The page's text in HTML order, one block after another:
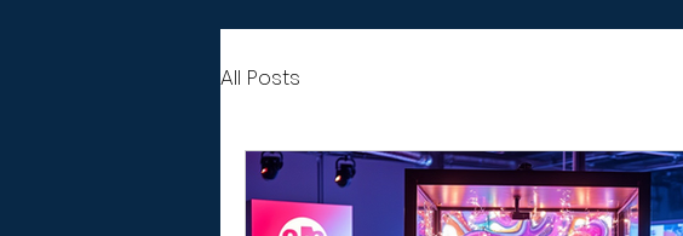
All Posts